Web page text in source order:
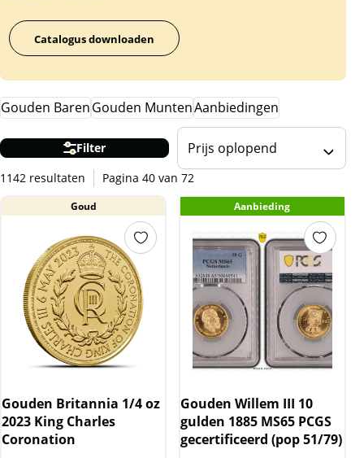
Catalogus downloaden
Gouden BarenGouden MuntenAanbiedingen
Filter
1142 resultaten
Pagina 40 van 72
Prijs oplopend
Goud
Gouden Britannia 1/4 oz
2023 King Charles
Coronation
Aanbieding
Gouden Willem III 10
gulden 1885 MS65 PCGS
gecertificeerd (pop 51/79)